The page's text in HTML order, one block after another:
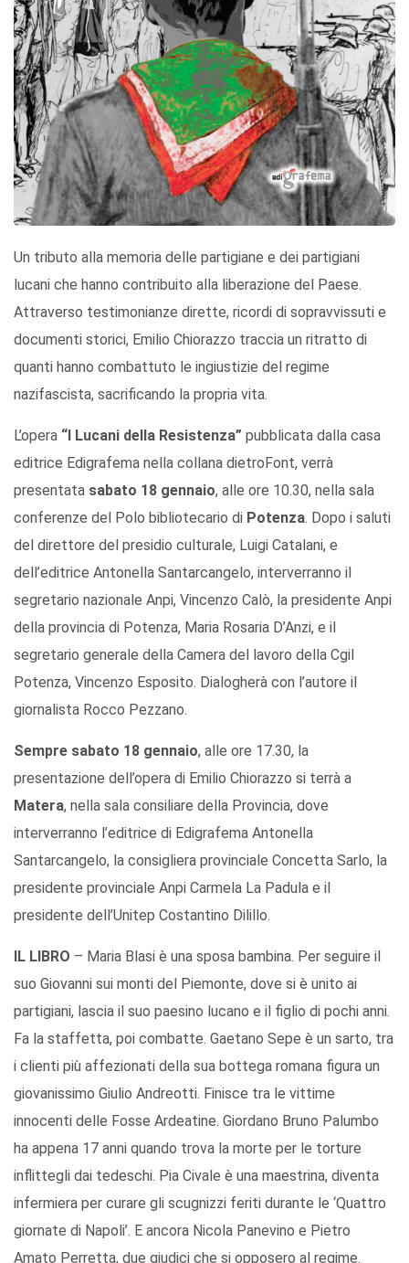
Un tributo alla memoria delle partigiane e dei partigiani
lucani che hanno contribuito alla liberazione del Paese.
Attraverso testimonianze dirette, ricordi di sopravvissuti e
documenti storici, Emilio Chiorazzo traccia un ritratto di
quanti hanno combattuto le ingiustizie del regime
nazifascista, sacrificando la propria vita.
L’opera “I Lucani della Resistenza” pubblicata dalla casa
editrice Edigrafema nella collana dietroFont, verrà
presentata sabato 18 gennaio, alle ore 10.30, nella sala
conferenze del Polo bibliotecario di Potenza. Dopo i saluti
del direttore del presidio culturale, Luigi Catalani, e
dell’editrice Antonella Santarcangelo, interverranno il
segretario nazionale Anpi, Vincenzo Calò, la presidente Anpi
della provincia di Potenza, Maria Rosaria D’Anzi, e il
segretario generale della Camera del lavoro della Cgil
Potenza, Vincenzo Esposito. Dialogherà con l’autore il
giornalista Rocco Pezzano.
Sempre sabato 18 gennaio, alle ore 17.30, la
presentazione dell’opera di Emilio Chiorazzo si terrà a
Matera, nella sala consiliare della Provincia, dove
interverranno l’editrice di Edigrafema Antonella
Santarcangelo, la consigliera provinciale Concetta Sarlo, la
presidente provinciale Anpi Carmela La Padula e il
presidente dell’Unitep Costantino Dilillo.
IL LIBRO – Maria Blasi è una sposa bambina. Per seguire il
suo Giovanni sui monti del Piemonte, dove si è unito ai
partigiani, lascia il suo paesino lucano e il figlio di pochi anni.
Fa la staffetta, poi combatte. Gaetano Sepe è un sarto, tra
i clienti più affezionati della sua bottega romana figura un
giovanissimo Giulio Andreotti. Finisce tra le vittime
innocenti delle Fosse Ardeatine. Giordano Bruno Palumbo
ha appena 17 anni quando trova la morte per le torture
inflittegli dai tedeschi. Pia Civale è una maestrina, diventa
infermiera per curare gli scugnizzi feriti durante le ‘Quattro
giornate di Napoli’. E ancora Nicola Panevino e Pietro
Amato Perretta, due giudici che si opposero al regime.